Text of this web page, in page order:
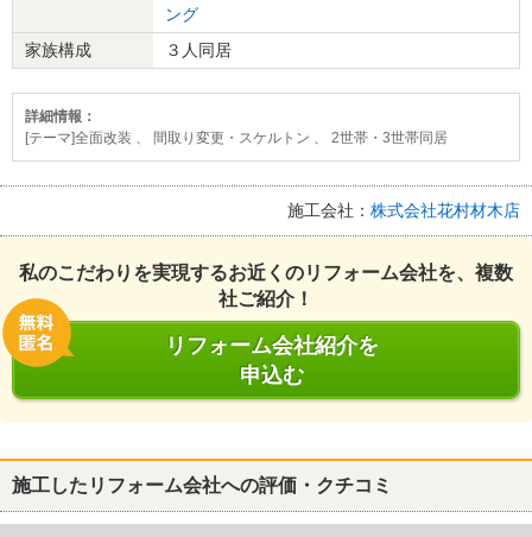
ング
家族構成
３人同居
詳細情報：
[テーマ]全面改装 、 間取り変更・スケルトン 、 2世帯・3世帯同居
施工会社： 株式会社花村材木店
私のこだわりを実現するお近くのリフォーム会社を、複数
社ご紹介！
リフォーム会社紹介を
申込む
施工したリフォーム会社への評価・クチコミ